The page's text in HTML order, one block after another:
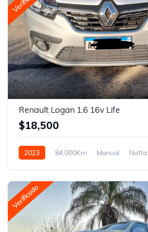
Renault Logan 1.6 16v Life
$18,500
2023 84,000Km Manual
Nafta
Verificado